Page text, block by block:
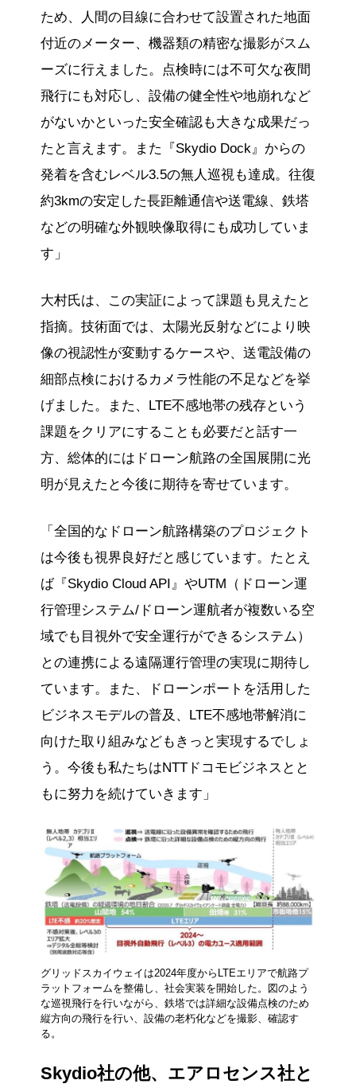
ため、人間の目線に合わせて設置された地面
付近のメーター、機器類の精密な撮影がスム
ーズに行えました。点検時には不可欠な夜間
飛行にも対応し、設備の健全性や地崩れなど
がないかといった安全確認も大きな成果だっ
たと言えます。また『Skydio Dock』からの
発着を含むレベル3.5の無人巡視も達成。往復
約3kmの安定した長距離通信や送電線、鉄塔
などの明確な外観映像取得にも成功していま
す」
大村氏は、この実証によって課題も見えたと
指摘。技術面では、太陽光反射などにより映
像の視認性が変動するケースや、送電設備の
細部点検におけるカメラ性能の不足などを挙
げました。また、LTE不感地帯の残存という
課題をクリアにすることも必要だと話す一
方、総体的にはドローン航路の全国展開に光
明が見えたと今後に期待を寄せています。
「全国的なドローン航路構築のプロジェクト
は今後も視界良好だと感じています。たとえ
ば『Skydio Cloud API』やUTM（ドローン運
行管理システム/ドローン運航者が複数いる空
域でも目視外で安全運行ができるシステム）
との連携による遠隔運行管理の実現に期待し
ています。また、ドローンポートを活用した
ビジネスモデルの普及、LTE不感地帯解消に
向けた取り組みなどもきっと実現するでしょ
う。今後も私たちはNTTドコモビジネスとと
もに努力を続けていきます」
グリッドスカイウェイは2024年度からLTEエリアで航路プ
ラットフォームを整備し、社会実装を開始した。図のよう
な巡視飛行を行いながら、鉄塔では詳細な設備点検のため
縦方向の飛行を行い、設備の老朽化などを撮影、確認す
る。
Skydio社の他、エアロセンス社と